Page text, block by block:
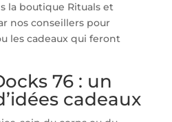
la boutique Rituals et
nos conseillers pour
les cadeaux qui feront
76 : un
cadeaux